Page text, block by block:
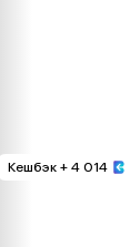
Кешбэк + 4 014